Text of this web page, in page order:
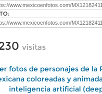
visitas
fotos de personajes de la
coloreadas y
inteligencia artificial